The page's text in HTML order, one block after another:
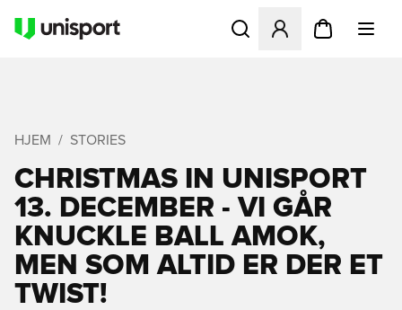
Åbner en Modal til at
HJEM STORIES
CHRISTMAS IN UNISPORT
13. DECEMBER - VI GÅR
KNUCKLE BALL AMOK,
MEN SOM ALTID ER DER ET
TWIST!